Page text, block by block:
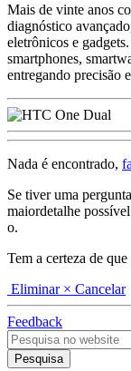
Mais de vinte anos
diagnóstico
eletrônicos e
smartphones,
entregando precisão
Nada é encontrado,
Se tiver uma
maiordetalhe
o.
Tem a certeza de
Eliminar × Cancelar
Feedback